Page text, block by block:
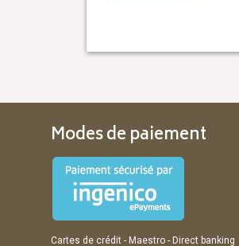
Modes de paiement
Cartes de crédit - Maestro - Direct banking